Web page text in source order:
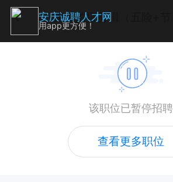
该职位已暂停招聘
查看更多职位
安庆诚聘人才网
用app更方便！